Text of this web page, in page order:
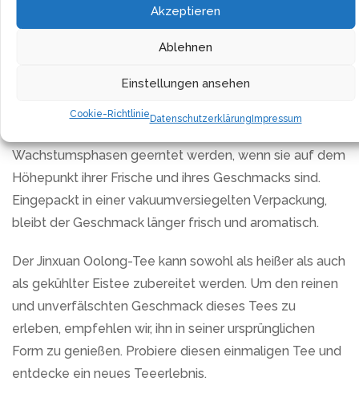
Akzeptieren
Ablehnen
Einstellungen ansehen
Cookie-RichtlinieDatenschutzerklärung Impressum
Aussehen – fest und schwer. Das Teewasser ist
honiggelb, duftend, sanft und süß. Der milchige
Geschmack ist duftend und angenehm und hat ein
Beim Jinxuan Oolong-Tee handelt es sich um frische,
Wachstumsphasen geerntet werden, wenn sie auf dem
Höhepunkt ihrer Frische und ihres Geschmacks sind.
Eingepackt in einer vakuumversiegelten Verpackung,
bleibt der Geschmack länger frisch und aromatisch.
Der Jinxuan Oolong-Tee kann sowohl als heißer als auch
als gekühlter Eistee zubereitet werden. Um den reinen
und unverfälschten Geschmack dieses Tees zu
erleben, empfehlen wir, ihn in seiner ursprünglichen
Form zu genießen. Probiere diesen einmaligen Tee und
entdecke ein neues Teeerlebnis.